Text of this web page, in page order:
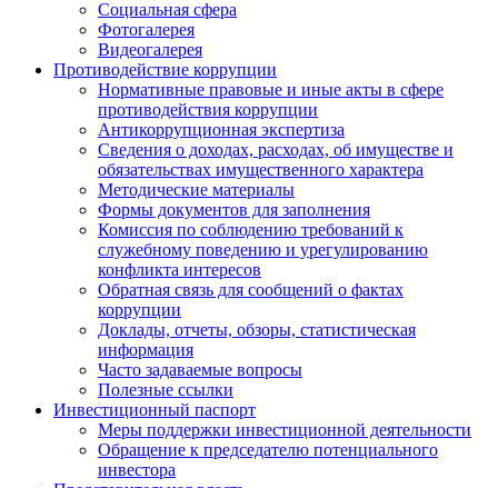
Социальная сфера
Фотогалерея
Видеогалерея
Противодействие коррупции
Нормативные правовые и иные акты в сфере
противодействия коррупции
Антикоррупционная экспертиза
Сведения о доходах, расходах, об имуществе и
обязательствах имущественного характера
Методические материалы
Формы документов для заполнения
Комиссия по соблюдению требований к
служебному поведению и урегулированию
конфликта интересов
Обратная связь для сообщений о фактах
коррупции
Доклады, отчеты, обзоры, статистическая
информация
Часто задаваемые вопросы
Полезные ссылки
Инвестиционный паспорт
Меры поддержки инвестиционной деятельности
Обращение к председателю потенциального
инвестора